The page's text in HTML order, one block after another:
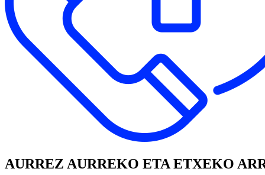
AURREZ AURREKO ETA ETXEKO